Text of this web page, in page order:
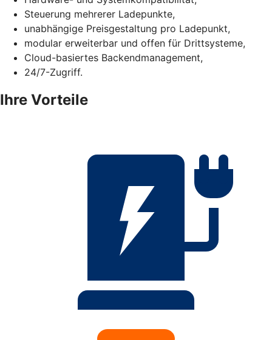
Steuerung mehrerer Ladepunkte,
unabhängige Preisgestaltung pro Ladepunkt,
modular erweiterbar und offen für Drittsysteme,
Cloud-basiertes Backendmanagement,
24/7-Zugriff.
Ihre Vorteile